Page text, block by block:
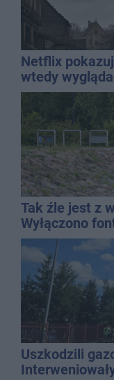
Netflix
wtedy
Tak źle jest z
Wyłączono
dolewkę
Uszkodzili